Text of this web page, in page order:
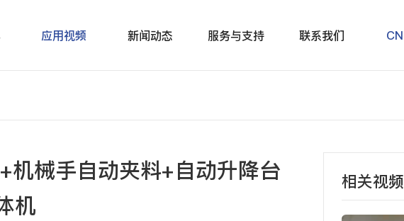
应用视频 新闻动态 服务与支持 联系我们 CN
机械手自动夹料+自动升降台
机
相关视频